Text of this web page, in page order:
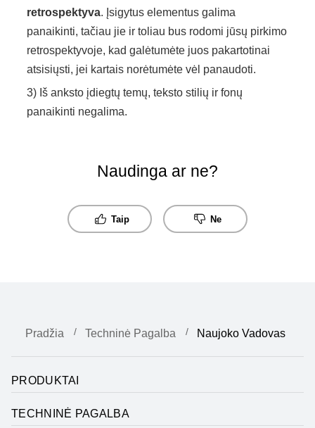
retrospektyva. Įsigytus elementus galima
panaikinti, tačiau jie ir toliau bus rodomi jūsų pirkimo
retrospektyvoje, kad galėtumėte juos pakartotinai
atsisiųsti, jei kartais norėtumėte vėl panaudoti.
3) Iš anksto įdiegtų temų, teksto stilių ir fonų
panaikinti negalima.
Naudinga ar ne?
Taip Ne
Pradžia Techninė Pagalba Naujoko Vadovas
PRODUKTAI
TECHNINĖ PAGALBA